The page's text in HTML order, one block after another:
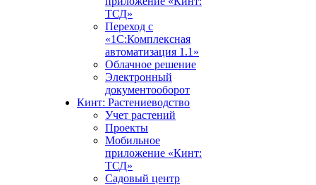
ТСД»
Переход с
«1С:Комплексная
автоматизация 1.1»
Облачное решение
Электронный
документооборот
Кинт: Растениеводство
Учет растений
Проекты
Мобильное
приложение «Кинт:
ТСД»
Садовый центр